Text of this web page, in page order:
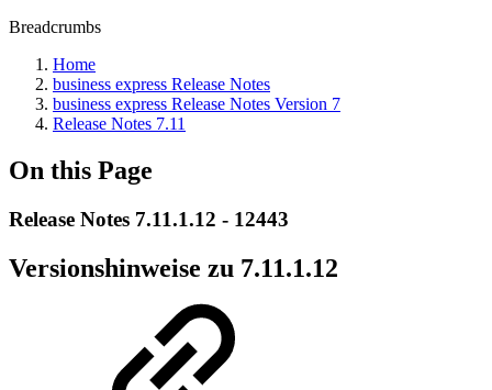
Breadcrumbs
Home
business express Release Notes
business express Release Notes Version 7
Release Notes 7.11
On this Page
Release Notes 7.11.1.12 - 12443
Versionshinweise zu 7.11.1.12